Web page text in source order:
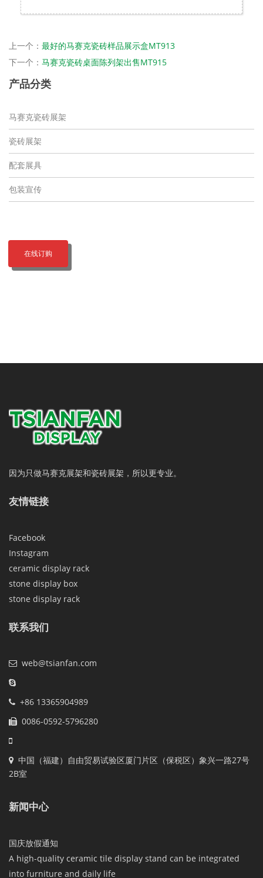
上一个： 最好的马赛克瓷砖样品展示盒MT913
下一个： 马赛克瓷砖桌面陈列架出售MT915
产品分类
马赛克瓷砖展架
瓷砖展架
配套展具
包装宣传
在线订购
因为只做马赛克展架和瓷砖展架，所以更专业。
友情链接
Facebook
Instagram
ceramic display rack
stone display box
stone display rack
联系我们
web@tsianfan.com
+86 13365904989
0086-0592-5796280
中国（福建）自由贸易试验区厦门片区（保税区）象兴一路27号
2B室
新闻中心
国庆放假通知
A high-quality ceramic tile display stand can be integrated
into furniture and daily life